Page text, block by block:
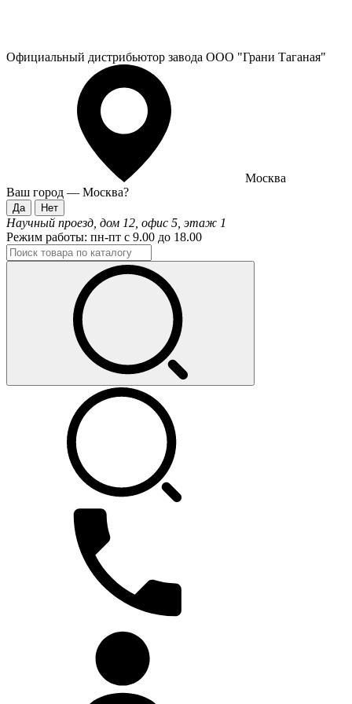
Официальный дистрибьютор завода ООО "Грани Таганая"
Москва
Ваш город — Москва?
Научный проезд, дом 12, офис 5, этаж 1
Режим работы: пн-пт с 9.00 до 18.00